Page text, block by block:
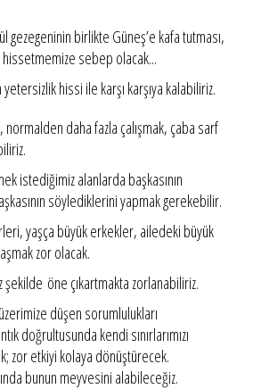
gezegeninin birlikte Güneş’e kafa tutması,
hissetmemize sebep olacak...
hissi ile karşı karşıya kalabiliriz.
normalden daha fazla çalışmak, çaba sarf
istediğimiz alanlarda başkasının
söylediklerini yapmak gerekebilir.
yaşça büyük erkekler, ailedeki büyük
zor olacak.
öne çıkartmakta zorlanabiliriz.
düşen sorumlulukları
doğrultusunda kendi sınırlarımızı
zor etkiyi kolaya dönüştürecek.
bunun meyvesini alabileceğiz.